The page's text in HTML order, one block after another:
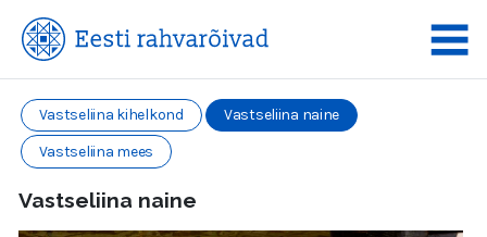
Vastseliina kihelkond
Vastseliina naine
Vastseliina mees
Vastseliina naine